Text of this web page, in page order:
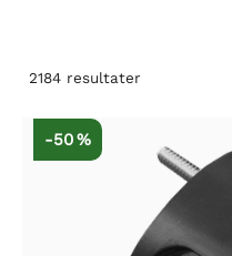
2184 resultater
-50 %